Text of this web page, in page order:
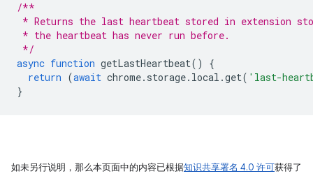
/**
* Returns the last heartbeat stored in extension
* the heartbeat has never run before.
*/
async function getLastHeartbeat()
{
return (await chrome. storage. local .get( 'last-
}
如未另行说明，那么本页面中的内容已根据知识共享署名 4.0 许可获得了